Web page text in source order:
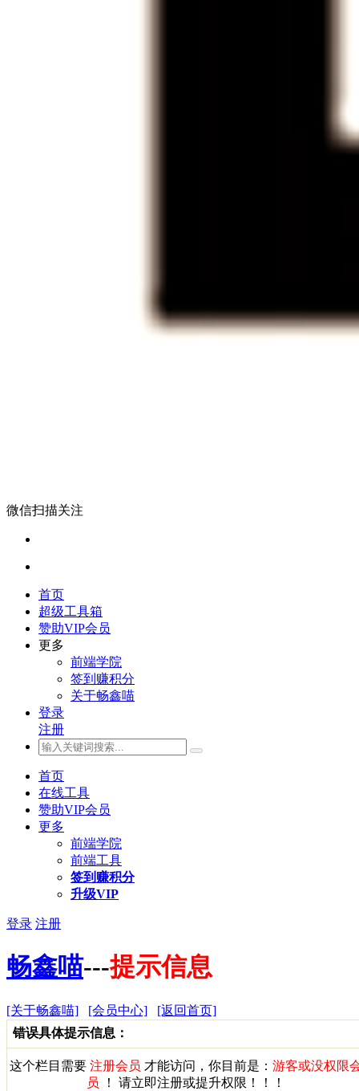
微信扫描关注
首页
超级工具箱
赞助VIP会员
更多
前端学院
签到赚积分
关于畅鑫喵
登录
注册
首页
在线工具
赞助VIP会员
更多
前端学院
前端工具
签到赚积分
升级VIP
登录 注册
畅鑫喵---提示信息
[关于畅鑫喵] [会员中心]
[返回首页]
错误具体提示信息：
这个栏目需要 注册会员 才能访问，你目前是： 游客或没权限
员 ！ 请立即注册或提升权限！！！